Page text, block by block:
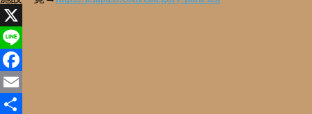
X
Line
Facebook
Email